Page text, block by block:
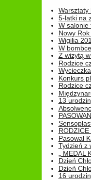
Warsztaty
5-latki na
W salonie
Nowy
Wigilia
W bombce
Z wizytą
Rodzice
Konkurs
Rodzice
13
Pasował
Tydzień z
„
Dzień
Dzień
16